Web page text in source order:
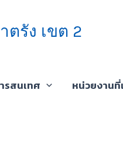
รัง เขต 2
สนเทศ หน่วยงาน